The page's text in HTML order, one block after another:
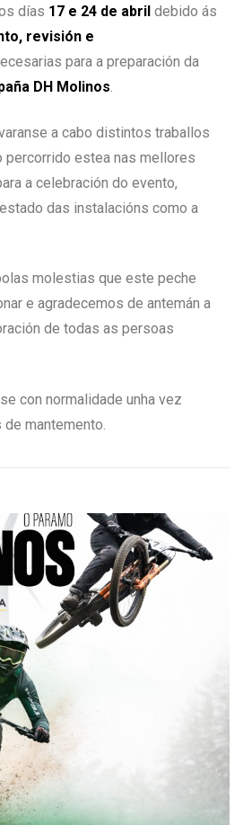
días 17 e 24 de abril debido ás
revisión e
para a preparación da
DH Molinos.
a cabo distintos traballos
percorrido estea nas mellores
a celebración do evento,
das instalacións como a
molestias que este peche
e agradecemos de antemán a
de todas as persoas
con normalidade unha vez
mantemento.